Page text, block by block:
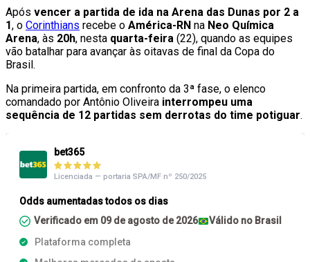
Após vencer a partida de ida na Arena das Dunas por 2 a
1, o Corinthians recebe o América-RN na Neo Química
Arena, às 20h, nesta quarta-feira (22), quando as equipes
vão batalhar para avançar às oitavas de final da Copa do
Brasil.
Na primeira partida, em confronto da 3ª fase, o elenco
comandado por Antônio Oliveira interrompeu uma
sequência de 12 partidas sem derrotas do time potiguar.